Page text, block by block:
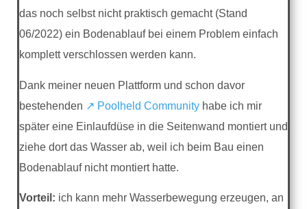
das noch selbst nicht praktisch gemacht (Stand
06/2022) ein Bodenablauf bei einem Problem einfach
komplett verschlossen werden kann.
Dank meiner neuen Plattform und schon davor
bestehenden ↗️ Poolheld Community habe ich mir
später eine Einlaufdüse in die Seitenwand montiert und
ziehe dort das Wasser ab, weil ich beim Bau einen
Bodenablauf nicht montiert hatte.
Vorteil: ich kann mehr Wasserbewegung erzeugen, an